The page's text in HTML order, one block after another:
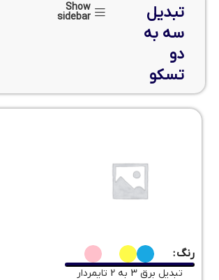
تبدیل
سه به
دو
تسکو
Show
sidebar
رنگ
تبدیل برق 3 به 2 تایمردار